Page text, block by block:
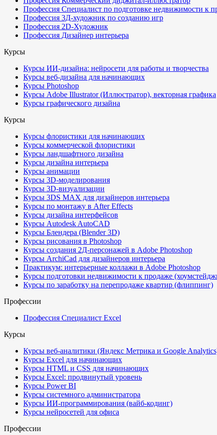
Профессия Специалист по подготовке недвижимости к
Профессия 3Д-художник по созданию игр
Профессия 2D-Художник
Профессия Дизайнер интерьера
Курсы
Курсы ИИ-дизайна: нейросети для работы и творчества
Курсы веб-дизайна для начинающих
Курсы Photoshop
Курсы Adobe Illustrator (Иллюстратор), векторная графика
Курсы графического дизайна
Курсы
Курсы флористики для начинающих
Курсы коммерческой флористики
Курсы ландшафтного дизайна
Курсы дизайна интерьера
Курсы анимации
Курсы 3D-моделирования
Курсы 3D-визуализации
Курсы 3DS MAX для дизайнеров интерьера
Курсы по монтажу в After Effects
Курсы дизайна интерфейсов
Курсы Autodesk AutoCAD
Курсы Блендера (Blender 3D)
Курсы рисования в Photoshop
Курсы создания 2Д-персонажей в Adobe Photoshop
Курсы ArchiCad для дизайнеров интерьера
Практикум: интерьерные коллажи в Adobe Photoshop
Курсы подготовки недвижимости к продаже
Курсы по заработку на перепродаже квартир (флиппинг)
Профессии
Профессия Специалист Excel
Курсы
Курсы веб-аналитики (Яндекс Метрика и Google
Курсы Excel для начинающих
Курсы HTML и CSS для начинающих
Курсы Excel: продвинутый уровень
Курсы Power BI
Курсы системного администратора
Курсы ИИ-программирования (вайб-кодинг)
Курсы нейросетей для офиса
Профессии